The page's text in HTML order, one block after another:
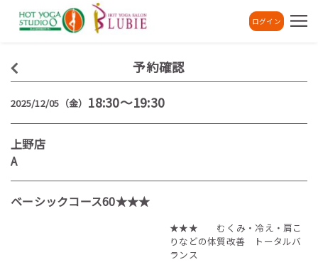
ログイン
予約確認
2025/12/05（金） 18:30～19:30
上野店
A
ベーシックコース60★★★
★★★ むくみ・冷え・肩こ
りなどの体質改善 トータルバ
ランス